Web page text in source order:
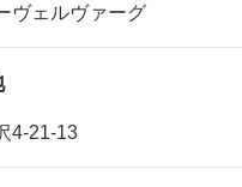
ヴェルヴァーグ
4-21-13